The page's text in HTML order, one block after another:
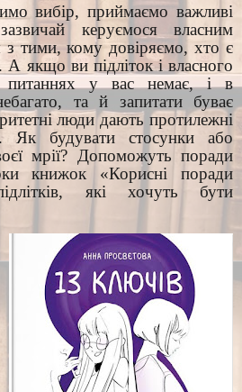
вибір, приймаємо важливі
керуємося власним
з тими, кому довіряємо, хто є
А якщо ви підліток і власного
питаннях у вас немає, і в
та й запитати буває
люди дають протилежні
Як будувати стосунки або
мрії? Допоможуть поради
книжок «Корисні поради
які хочуть бути